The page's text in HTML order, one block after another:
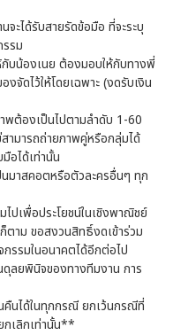
ะได้รับสายรัดข้อมือ ที่จะระบุ
รม
กับน้องเนย ต้องมอบให้กับทางพี่
งจัดไว้ให้โดยเฉพาะ (งดรับเงิน
พต้องเป็นไปตามลำดับ 1-60
ามารถถ่ายภาพคู่หรือกลุ่มได้
อได้เท่านั้น
มาสคอตหรือตัวละครอื่นๆ ทุก
ไปเพื่อประโยชน์ในเชิงพาณิชย์
ตาม ขอสงวนสิทธิ์งดเข้าร่วม
รรมในอนาคตได้อีกต่อไป
ลยพินิจของทางทีมงาน การ
คืนได้ในทุกกรณี ยกเว้นกรณีที่
กเลิกเท่านั้น**